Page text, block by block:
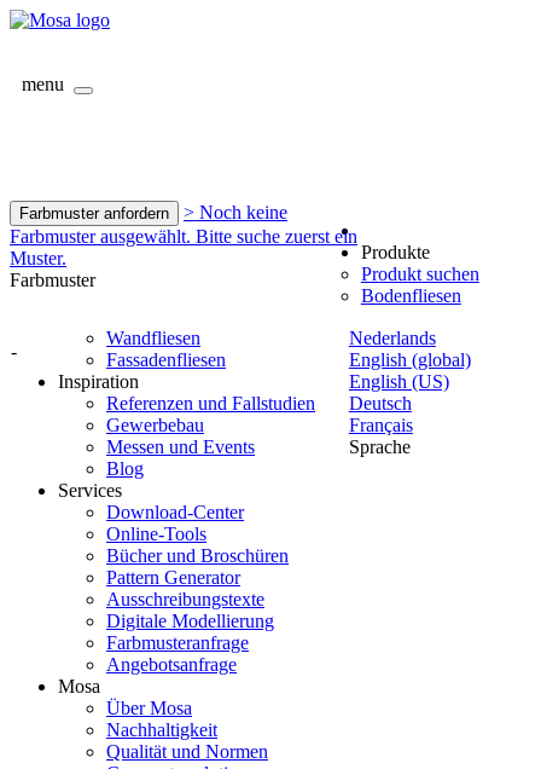
menu
Farbmuster anfordern
> Noch keine
Farbmuster ausgewählt. Bitte suche zuerst ein
Muster.
Farbmuster
-
Nederlands
English (global)
English (US)
Deutsch
Français
Sprache
Produkte
Produkt suchen
Bodenfliesen
Wandfliesen
Fassadenfliesen
Inspiration
Referenzen und Fallstudien
Gewerbebau
Messen und Events
Blog
Services
Download-Center
Online-Tools
Bücher und Broschüren
Pattern Generator
Ausschreibungstexte
Digitale Modellierung
Farbmusteranfrage
Angebotsanfrage
Mosa
Über Mosa
Nachhaltigkeit
Qualität und Normen